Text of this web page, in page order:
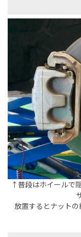
↑普段はホイールで
放置するとナット